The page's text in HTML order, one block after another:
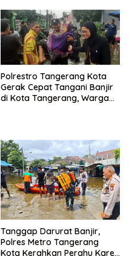
Polrestro Tangerang Kota
Gerak Cepat Tangani Banjir
di Kota Tangerang, Warga
Tanggap Darurat Banjir,
Polres Metro Tangerang
Kota Kerahkan Perahu Karet